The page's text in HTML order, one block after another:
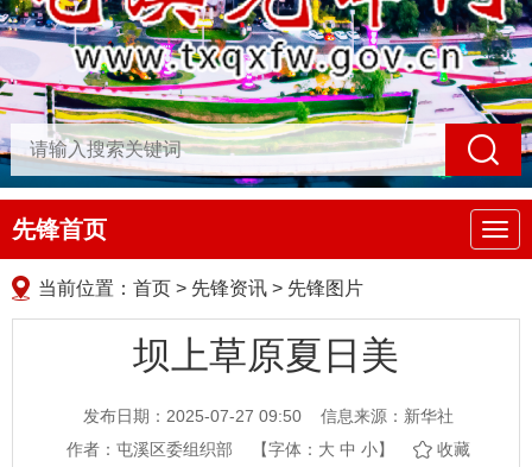
导
航
先锋首页
当前位置： 首页 > 先锋资讯 > 先锋图片
坝上草原夏日美
发布日期：2025-07-27 09:50
信息来源：新华社
作者：屯溪区委组织部
【字体： 大 中 小】 收藏